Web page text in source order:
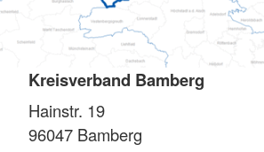
Kreisverband Bamberg
Hainstr. 19
96047 Bamberg